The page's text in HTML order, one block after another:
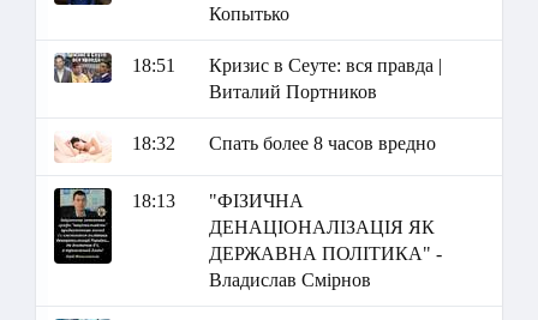
Копытько
18:51
Кризис в Сеуте: вся правда |
Виталий Портников
18:32 Спать более 8 часов вредно
18:13
"ФІЗИЧНА
ДЕНАЦІОНАЛІЗАЦІЯ ЯК
ДЕРЖАВНА ПОЛІТИКА" -
Владислав Смірнов